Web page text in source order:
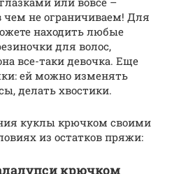
чем не ограничиваем! Для
находить любые
для волос,
все-таки девочка. Еще
ей можно изменять
делать хвостики.
куклы крючком своими
из остатков пряжи:
крючком